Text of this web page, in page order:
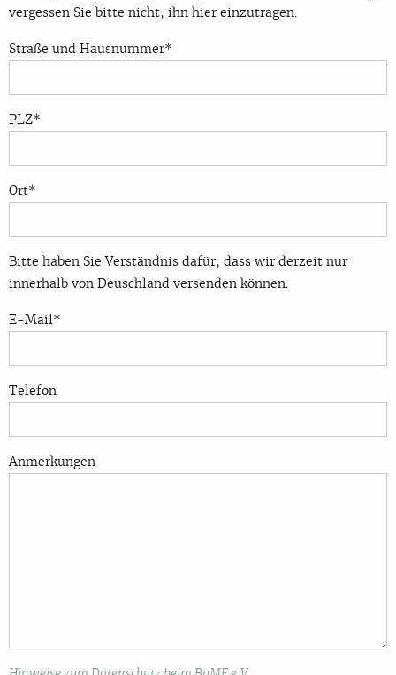
vergessen Sie bitte nicht, ihn hier einzutragen.
Straße und Hausnummer*
PLZ*
Ort*
Bitte haben Sie Verständnis dafür, dass wir derzeit nur
innerhalb von Deuschland versenden können.
E-Mail*
Telefon
Bitte lasse dieses Feld leer.
Bitte lasse dieses Feld leer.
Anmerkungen